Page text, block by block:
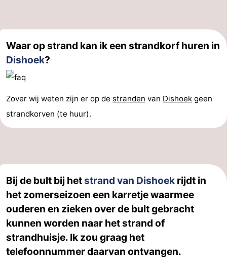
Waar op strand kan ik een strandkorf huren in
Dishoek?
Zover wij weten zijn er op de stranden van Dishoek geen
strandkorven (te huur).
Bij de bult bij hetstrand van Dishoek rijdt in
het zomerseizoen een karretje waarmee
ouderen en zieken over de bult gebracht
kunnen worden naar het strand of
strandhuisje. Ik zou graag het
telefoonnummer daarvan ontvangen.